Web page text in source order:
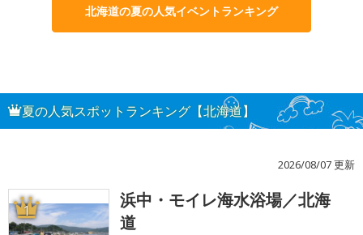
北海道の夏の人気イベントランキング
夏の人気スポットランキング【北海道】
2026/08/07 更新
1
浜中・モイレ海水浴場／北海
道